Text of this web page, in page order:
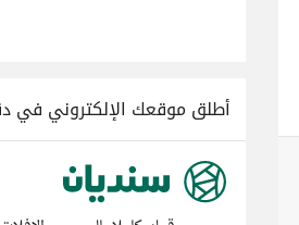
أطلق موقعك الإلكتروني في